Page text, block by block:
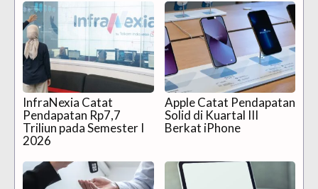
InfraNexia Catat
Pendapatan Rp7,7
Triliun pada Semester I
2026
Apple Catat Pendapatan
Solid di Kuartal III
Berkat iPhone